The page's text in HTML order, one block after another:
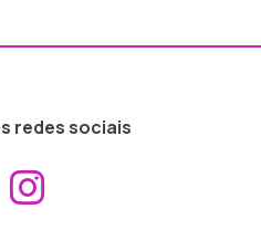
redes sociais
Aceder ao